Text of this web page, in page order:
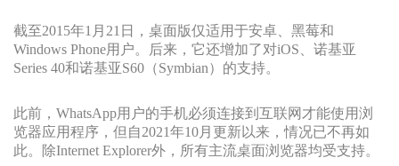
截至2015年1月21日，桌面版仅适用于安卓、黑莓和
Windows Phone用户。后来，它还增加了对iOS、诺基亚
Series 40和诺基亚S60（Symbian）的支持。
此前，WhatsApp用户的手机必须连接到互联网才能使用浏
览器应用程序，但自2021年10月更新以来，情况已不再如
此。除Internet Explorer外，所有主流桌面浏览器均受支持。